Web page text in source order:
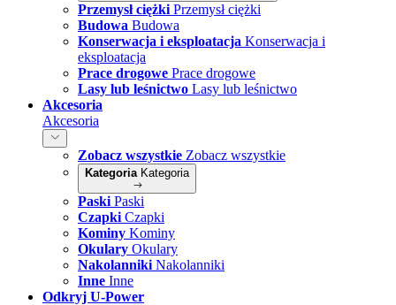
Przemysł ciężki Przemysł ciężki
Budowa Budowa
Konserwacja i eksploatacja Konserwacja i
eksploatacja
Prace drogowe Prace drogowe
Lasy lub leśnictwo Lasy lub leśnictwo
Akcesoria
Akcesoria
Zobacz wszystkie Zobacz wszystkie
Kategoria Kategoria
Paski Paski
Czapki Czapki
Kominy Kominy
Okulary Okulary
Nakolanniki Nakolanniki
Inne Inne
Odkryj U-Power